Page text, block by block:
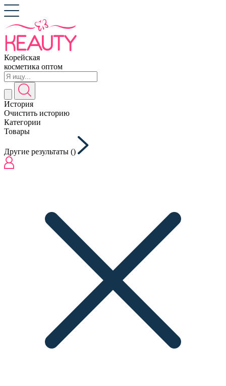
Корейская
косметика оптом
История
Очистить историю
Категории
Товары
Другие результаты ()